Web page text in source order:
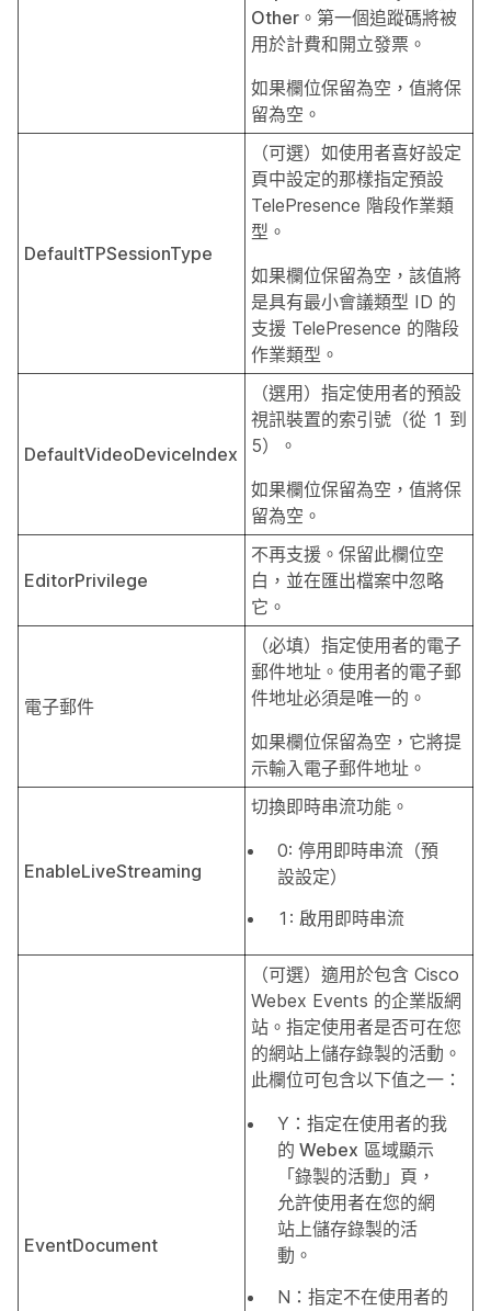
Other 。第一個追蹤碼將被
用於計費和開立發票。
如果欄位保留為空，值將保
留為空。
DefaultTPSessionType
（可選）如使用者喜好設定
頁中設定的那樣指定預設
TelePresence 階段作業類
型。
如果欄位保留為空，該值將
是具有最小會議類型 ID 的
支援 TelePresence 的階段
作業類型。
DefaultVideoDeviceIndex
（選用）指定使用者的預設
視訊裝置的索引號（從 1 到
5）。
如果欄位保留為空，值將保
留為空。
EditorPrivilege
不再支援。保留此欄位空
白，並在匯出檔案中忽略
它。
電子郵件
（必填）指定使用者的電子
郵件地址。使用者的電子郵
件地址必須是唯一的。
如果欄位保留為空，它將提
示輸入電子郵件地址。
EnableLiveStreaming
切換即時串流功能。
0: 停用即時串流（預
設設定）
1: 啟用即時串流
EventDocument
（可選）適用於包含 Cisco
Webex Events 的企業版網
站。指定使用者是否可在您
的網站上儲存錄製的活動。
此欄位可包含以下值之一：
Y：指定在使用者的我
的 Webex 區域顯示
「錄製的活動」頁，
允許使用者在您的網
站上儲存錄製的活
動。
N：指定不在使用者的